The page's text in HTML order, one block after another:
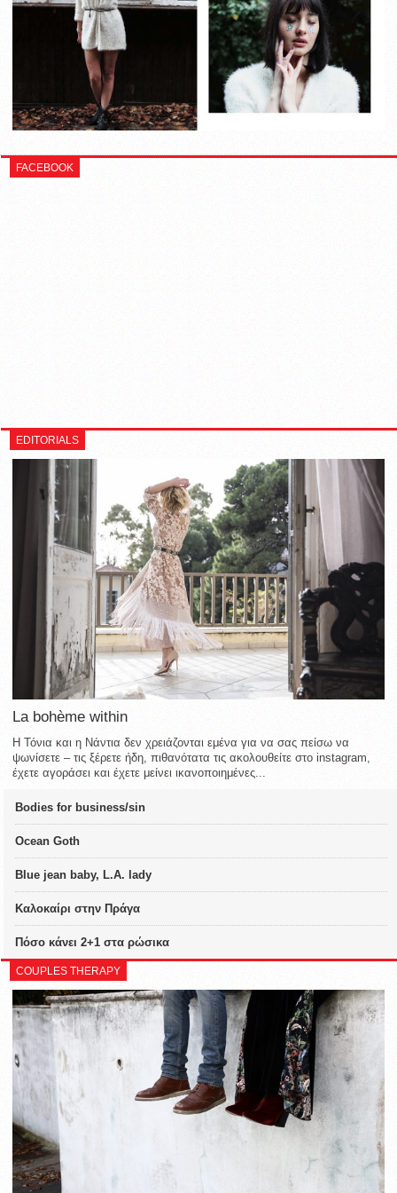
FACEBOOK
EDITORIALS
La bohème within
Η Τόνια και η Νάντια δεν χρειάζονται εμένα για να σας πείσω να
ψωνίσετε – τις ξέρετε ήδη, πιθανότατα τις ακολουθείτε στο instagram,
έχετε αγοράσει και έχετε μείνει ικανοποιημένες...
Bodies for business/sin
Ocean Goth
Blue jean baby, L.A. lady
Καλοκαίρι στην Πράγα
Πόσο κάνει 2+1 στα ρώσικα
COUPLES THERAPY